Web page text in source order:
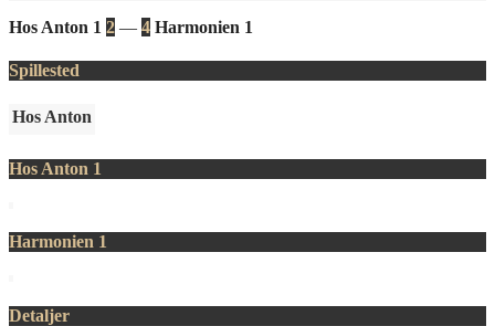
Hos Anton 1 2 — 4 Harmonien 1
Spillested
Hos Anton
Hos Anton 1
Harmonien 1
Detaljer